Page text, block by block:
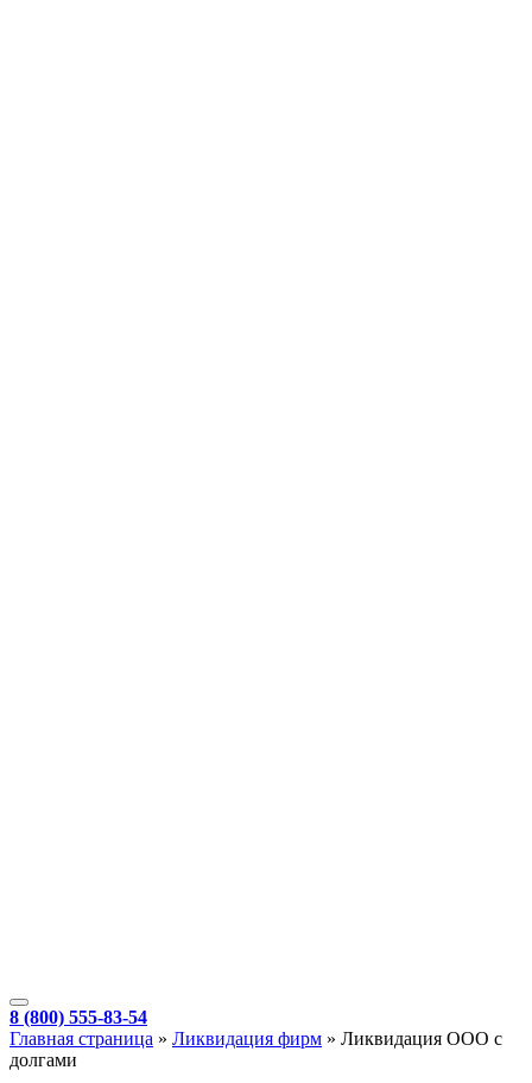
8 (800) 555-83-54
Главная страница » Ликвидация фирм » Ликвидация ООО с
долгами